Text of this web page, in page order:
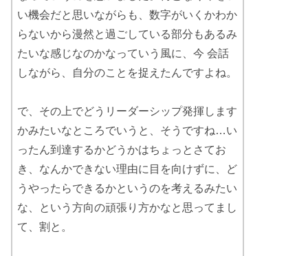
い機会だと思いながらも、数字がいくかわか
らないから漫然と過ごしている部分もあるみ
たいな感じなのかなっていう風に、今 会話
しながら、自分のことを捉えたんですよね。
で、その上でどうリーダーシップ発揮します
かみたいなところでいうと、そうですね…い
ったん到達するかどうかはちょっとさてお
き、なんかできない理由に目を向けずに、ど
うやったらできるかというのを考えるみたい
な、という方向の頑張り方かなと思ってまし
て、割と。